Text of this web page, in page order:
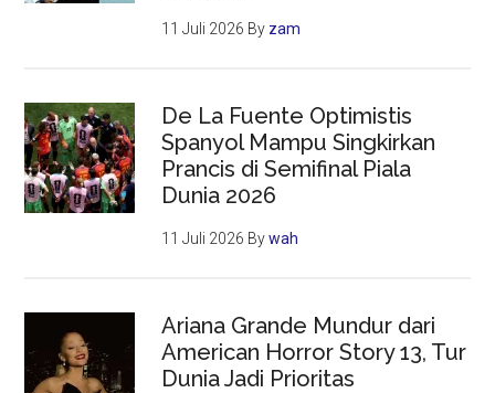
11 Juli 2026 By zam
De La Fuente Optimistis
Spanyol Mampu Singkirkan
Prancis di Semifinal Piala
Dunia 2026
11 Juli 2026 Bywah
Ariana Grande Mundur dari
American Horror Story 13, Tur
Dunia Jadi Prioritas